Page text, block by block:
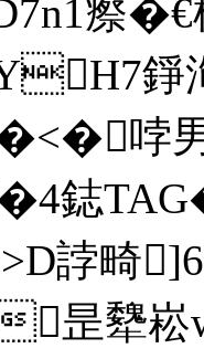
瘵�
錚
哱
�4鋕
畸]6
昰犩